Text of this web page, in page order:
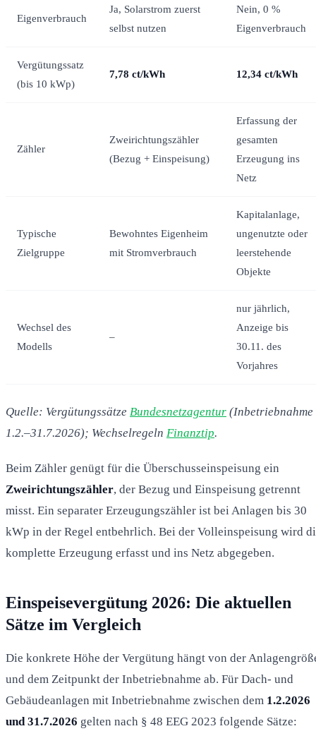
Eigenverbrauch
Ja, Solarstrom zuerst
selbst nutzen
Nein, 0 %
Eigenverbrauch
Vergütungssatz
(bis 10 kWp)
7,78 ct/kWh 12,34 ct/kWh
Zähler
Zweirichtungszähler
(Bezug + Einspeisung)
Erfassung der
gesamten
Erzeugung ins
Netz
Typische
Zielgruppe
Bewohntes Eigenheim
mit Stromverbrauch
Kapitalanlage,
ungenutzte oder
leerstehende
Objekte
Wechsel des
Modells
–
nur jährlich,
Anzeige bis
30.11. des
Vorjahres
Quelle: Vergütungssätze Bundesnetzagentur (Inbetriebnahme
1.2.–31.7.2026); Wechselregeln Finanztip.
Beim Zähler genügt für die Überschusseinspeisung ein
Zweirichtungszähler, der Bezug und Einspeisung getrennt
misst. Ein separater Erzeugungszähler ist bei Anlagen bis 30
kWp in der Regel entbehrlich. Bei der Volleinspeisung wird
komplette Erzeugung erfasst und ins Netz abgegeben.
Einspeisevergütung 2026: Die aktuellen
Sätze im Vergleich
Die konkrete Höhe der Vergütung hängt von der
und dem Zeitpunkt der Inbetriebnahme ab. Für Dach- und
Gebäudeanlagen mit Inbetriebnahme zwischen dem 1.2.2026
und 31.7.2026 gelten nach § 48 EEG 2023 folgende Sätze: